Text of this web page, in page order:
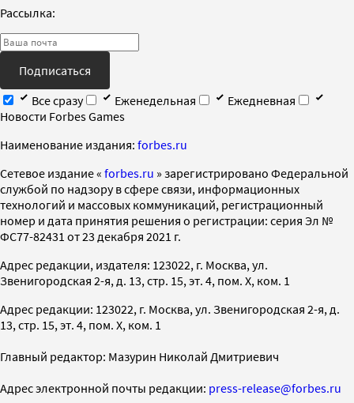
Рассылка:
Подписаться
Все сразу
Еженедельная
Ежедневная
Новости Forbes Games
Наименование издания: forbes.ru
Cетевое издание « forbes.ru » зарегистрировано Федеральной
службой по надзору в сфере связи, информационных
технологий и массовых коммуникаций, регистрационный
номер и дата принятия решения о регистрации: серия Эл №
ФС77-82431 от 23 декабря 2021 г.
Адрес редакции, издателя: 123022, г. Москва, ул.
Звенигородская 2-я, д. 13, стр. 15, эт. 4, пом. X, ком. 1
Адрес редакции: 123022, г. Москва, ул. Звенигородская 2-я, д.
13, стр. 15, эт. 4, пом. X, ком. 1
Главный редактор: Мазурин Николай Дмитриевич
Адрес электронной почты редакции: press-release@forbes.ru